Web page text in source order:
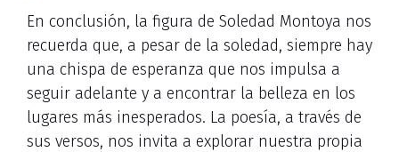
En conclusión, la figura de Soledad Montoya nos
recuerda que, a pesar de la soledad, siempre hay
una chispa de esperanza que nos impulsa a
seguir adelante y a encontrar la belleza en los
lugares más inesperados. La poesía, a través de
sus versos, nos invita a explorar nuestra propia